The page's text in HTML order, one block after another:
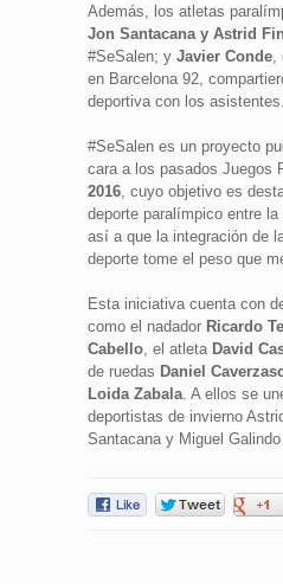
Además, los atletas
Jon Santacana y Astrid
#SeSalen; y Javier Conde
en Barcelona 92,
deportiva con los asistentes.
#SeSalen es un proyecto
cara a los pasados Juegos
2016 , cuyo objetivo es
deporte paralímpico entre
así a que la integración de
deporte tome el peso que
Esta iniciativa cuenta con
como el nadador Ricardo
Cabello , el atleta David
de ruedas Daniel
Loida Zabala . A ellos se
deportistas de invierno
Santacana y Miguel Galindo